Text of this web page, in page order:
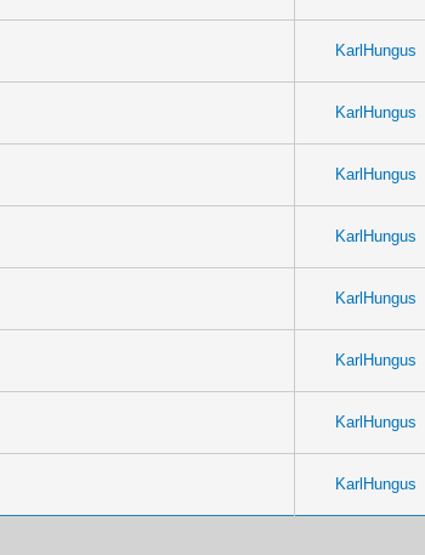
KarlHungus
KarlHungus
KarlHungus
KarlHungus
KarlHungus
KarlHungus
KarlHungus
KarlHungus